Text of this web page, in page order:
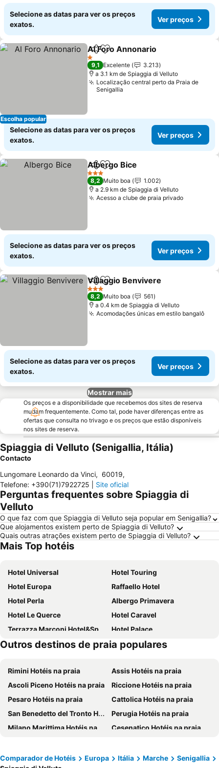
Selecione as datas para ver os preços
exatos.
Ver preços
Escolha popular
PartilharAdicionar aos favoritos
Al Foro Annonario
1 Estrelas
9,1 Excelente
3.213
a 3.1 km de Spiaggia di Velluto
Localização central perto da Praia de
Senigallia
Selecione as datas para ver os preços
exatos.
Ver preços
PartilharAdicionar aos favoritos
Albergo Bice
3 Estrelas
8,2 Muito boa
1.002
a 2.9 km de Spiaggia di Velluto
Acesso a clube de praia privado
Selecione as datas para ver os preços
exatos.
Ver preços
PartilharAdicionar aos favoritos
Villaggio Benvivere
3 Estrelas
8,2 Muito boa
561
a 0.4 km de Spiaggia di Velluto
Acomodações únicas em estilo bangalô
Selecione as datas para ver os preços
exatos.
Ver preços
Mostrar mais
Os preços e a disponibilidade que recebemos dos sites de reserva
mudam frequentemente. Como tal, pode haver diferenças entre as
ofertas que consulta no trivago e os preços que estão disponíveis
nos sites de reserva.
Spiaggia di Velluto (Senigallia, Itália)
Contacto
Lungomare Leonardo da Vinci, 60019,
Telefone: +390(71)7922725 Site oficial
Perguntas frequentes sobre Spiaggia di
Velluto
O que faz com que Spiaggia di Velluto seja popular em Senigallia?
Que alojamentos existem perto de Spiaggia di Velluto?
Quais outras atrações existem perto de Spiaggia di Velluto?
Mais Top hotéis
Hotel Universal
Hotel Touring
Hotel Europa
Raffaello Hotel
Hotel Perla
Albergo Primavera
Hotel Le Querce
Hotel Caravel
Terrazza Marconi Hotel&Spamarine
Hotel Palace
Hotel Sabra
Pineta Hotel
B&B Da Zia Ore
Hotel Azzurra
Hotel Bologna
Hotel Edelweiss
Morobello
Outros destinos de praia populares
Rimini Hotéis na praia
Assis Hotéis na praia
Ascoli Piceno Hotéis na praia
Riccione Hotéis na praia
Pesaro Hotéis na praia
Cattolica Hotéis na praia
San Benedetto del Tronto Hotéis na praia
Perugia Hotéis na praia
Milano Marittima Hotéis na praia
Cesenatico Hotéis na praia
Bellaria-Igea Marina Hotéis na praia
Gabicce Mare Hotéis na praia
Comparador de Hotéis Europa Itália Marche
Senigallia